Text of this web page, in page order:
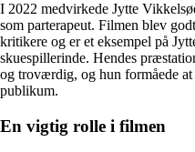
I 2022 medvirkede Jytte
som parterapeut. Filmen blev
kritikere og er et eksempel på
skuespillerinde. Hendes
og troværdig, og hun formåede
publikum.
En vigtig rolle i filmen